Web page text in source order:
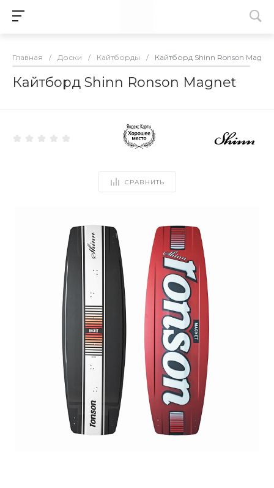
Главная / Доски / Кайтборды / Кайтборд Shinn Ronson Magnet
Кайтборд Shinn Ronson Magnet
СРАВНИТЬ